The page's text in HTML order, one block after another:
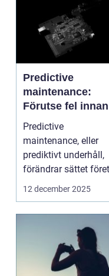
Predictive
maintenance:
Förutse fel innan
de uppstår med
hjälp av sensorer
Predictive
maintenance, eller
prediktivt underhåll,
förändrar sättet
12 december 2025